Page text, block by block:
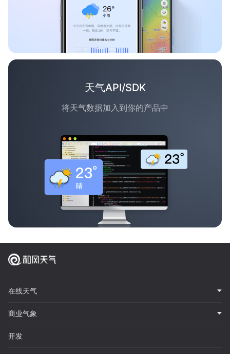
天气API/SDK
将天气数据加入到你的产品中
在线天气
商业气象
开发